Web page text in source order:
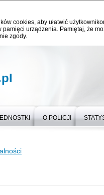
cookies, aby ułatwić
pamięci urządzenia. Pamiętaj, że
zgody.
O POLICJI